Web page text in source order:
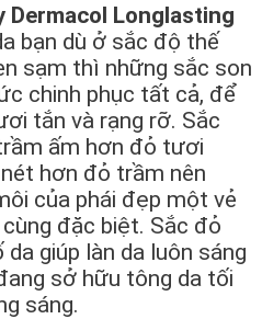
Dermacol Longlasting
bạn dù ở sắc độ thế
sạm thì những sắc son
chinh phục tất cả, để
tắn và rạng rỡ. Sắc
ấm hơn đỏ tươi
hơn đỏ trầm nên
của phái đẹp một vẻ
đặc biệt. Sắc đỏ
giúp làn da luôn sáng
sở hữu tông da tối
sáng.